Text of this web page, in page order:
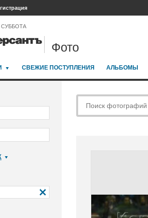
СУББОТА
Фото
СВЕЖИЕ ПОСТУПЛЕНИЯ АЛЬБОМЫ